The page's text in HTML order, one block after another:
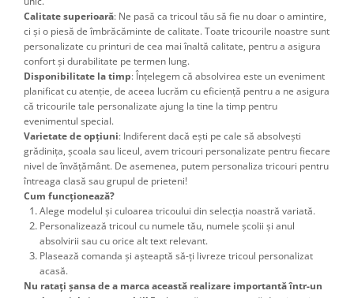
Calitate superioară: Ne pasă ca tricoul tău să fie nu doar o amintire,
ci și o piesă de îmbrăcăminte de calitate. Toate tricourile noastre sunt
personalizate cu printuri de cea mai înaltă calitate, pentru a asigura
confort și durabilitate pe termen lung.
Disponibilitate la timp: Înțelegem că absolvirea este un eveniment
planificat cu atenție, de aceea lucrăm cu eficiență pentru a ne asigura
că tricourile tale personalizate ajung la tine la timp pentru
evenimentul special.
Varietate de opțiuni: Indiferent dacă ești pe cale să absolvești
grădinița, școala sau liceul, avem tricouri personalizate pentru fiecare
nivel de învățământ. De asemenea, putem personaliza tricouri pentru
întreaga clasă sau grupul de prieteni!
Cum funcționează?
Alege modelul și culoarea tricoului din selecția noastră variată.
Personalizează tricoul cu numele tău, numele școlii și anul
absolvirii sau cu orice alt text relevant.
Plasează comanda și așteaptă să-ți livreze tricoul personalizat
acasă.
Nu ratați șansa de a marca această realizare importantă într-un